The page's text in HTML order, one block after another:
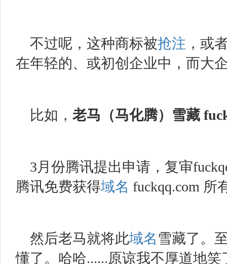
不过呢，这种商标被抢注 ，或
在年轻的、或初创企业中，而大
比如， 老马（马化腾）雪藏
3月份腾讯提出申请，复审
腾讯免费获得域名 fuckqq.com 所
然后老马就将此域名雪藏了。
懂了。哈哈......原谅我不厚道地笑